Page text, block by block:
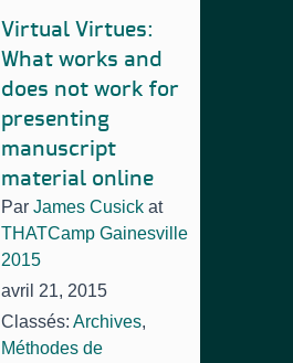
Virtual Virtues:
What works and
does not work for
presenting
manuscript
material online
Par James Cusick at
THATCamp Gainesville
2015
avril 21, 2015
Classés: Archives,
Méthodes de